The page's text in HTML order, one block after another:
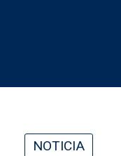
NOTICIA